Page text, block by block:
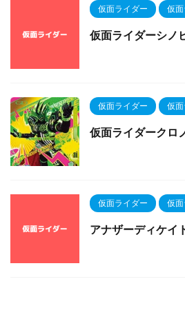
仮面ライダー 仮
仮面ライダーシノ
仮面ライダー 仮
仮面ライダークロ
仮面ライダー 仮
アナザーディケイ